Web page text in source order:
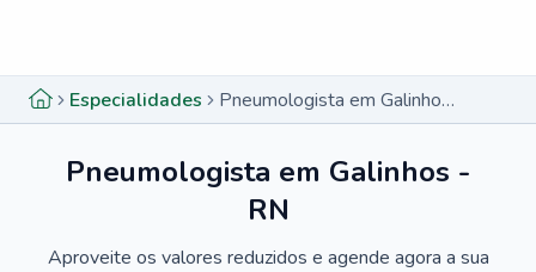
Especialidades Pneumologista em Galinhos - RN
Pneumologista em Galinhos -
RN
Aproveite os valores reduzidos e agende agora a sua